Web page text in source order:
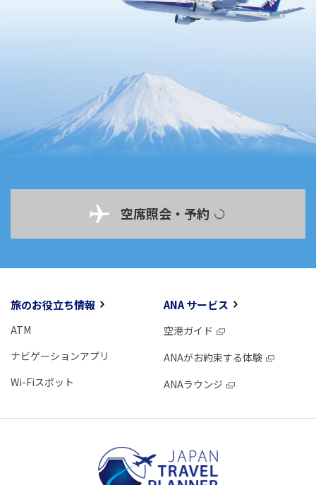
空席照会・予約
旅のお役立ち情報
ATM
ナビゲーションアプリ
Wi-Fiスポット
ANA サービス
空港ガイド
ANAがお約束する体験
ANAラウンジ